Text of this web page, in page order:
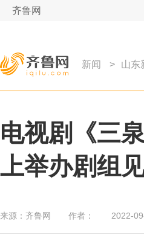
齐鲁网
新闻 > 山东
电视剧《三
上举办剧组
来源： 齐鲁网 作者： 2022-